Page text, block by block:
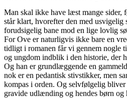
Man skal ikke have læst mange sider,
står klart, hvorefter den med usvigelig
forudsigelig bane mod en lige lovlig
For Ove er naturligvis ikke bare en
tidligt i romanen får vi gennem nogle
og ungdom indblik i den historie, der
Og han er grundlæggende en
nok er en pedantisk stivstikker, men
kompas i orden. Og selvfølgelig
gravide udlænding og hendes børn og